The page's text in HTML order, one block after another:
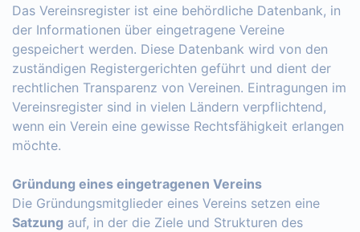
Das Vereinsregister ist eine behördliche Datenbank, in
der Informationen über eingetragene Vereine
gespeichert werden. Diese Datenbank wird von den
zuständigen Registergerichten geführt und dient der
rechtlichen Transparenz von Vereinen. Eintragungen im
Vereinsregister sind in vielen Ländern verpflichtend,
wenn ein Verein eine gewisse Rechtsfähigkeit erlangen
möchte.
Gründung eines eingetragenen Vereins
Die Gründungsmitglieder eines Vereins setzen eine
Satzung auf, in der die Ziele und Strukturen des